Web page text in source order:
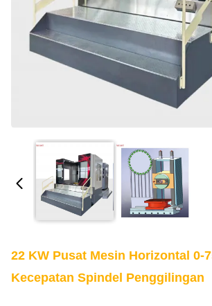
22 KW Pusat Mesin Horizontal 0-
Kecepatan Spindel Penggilingan